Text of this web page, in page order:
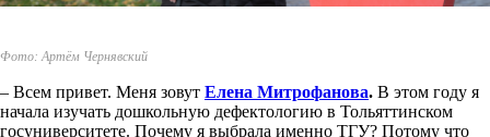
Фото: Артём Чернявский
– Всем привет. Меня зовут Елена Митрофанова. В этом году я
начала изучать дошкольную дефектологию в Тольяттинском
госуниверситете. Почему я выбрала именно ТГУ? Потому что